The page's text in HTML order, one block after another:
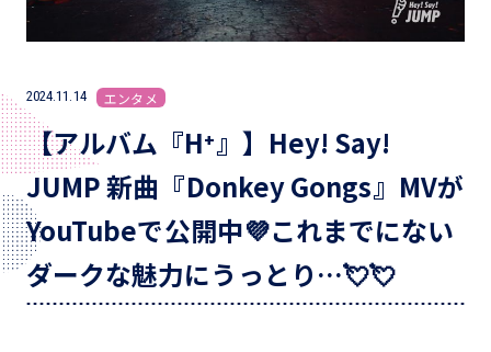
2024.11.14 エンタメ
【アルバム『H⁺』】Hey! Say!
JUMP 新曲『Donkey Gongs』MVが
YouTubeで公開中💜これまでにない
ダークな魅力にうっとり…💘💘